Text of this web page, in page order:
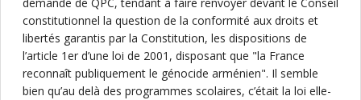
constitutionnel la question de la conformité aux droits et
libertés garantis par la Constitution, les dispositions de
l’article 1er d’une loi de 2001, disposant que "la France
reconnaît publiquement le génocide arménien". Il semble
bien qu’au delà des programmes scolaires, c’était la loi elle-